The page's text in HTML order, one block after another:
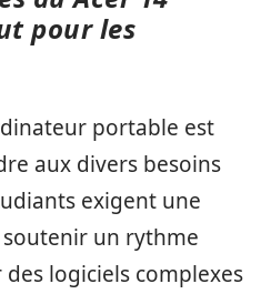
pour les
portable est
aux divers besoins
exigent une
un rythme
logiciels complexes